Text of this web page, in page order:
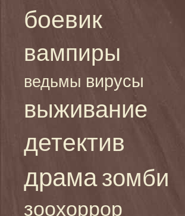
боевик
вампиры
ведьмы вирусы
выживание
детектив
драма зомби
зоохоррор